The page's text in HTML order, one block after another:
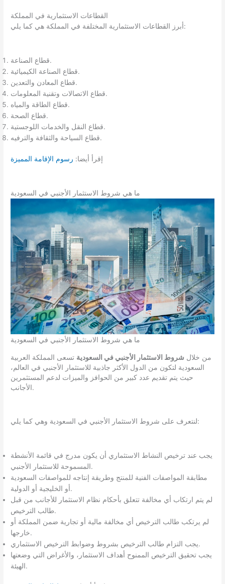
القطاعات الاستثمارية في المملكة
أبرز القطاعات الاستثمارية المختلفة في المملكة هي كما يلي:
قطاع الصناعة.
قطاع الصناعة الكيميائية.
قطاع المعادن والتعدين.
قطاع الاتصالات وتقنية المعلومات.
قطاع الطاقة والمياه.
قطاع الصحة.
قطاع النقل والخدمات اللوجستية.
قطاع السياحة والثقافة والترفيه.
إقرأ أيضا: رسوم الإقامة المميزة
ما هي شروط الاستثمار الأجنبي في السعودية
ما هي شروط الاستثمار الأجنبي في السعودية
من خلال شروط الاستثمار الأجنبي في السعودية تسعى المملكة العربية
السعودية لتكون من الدول الأكثر جاذبية للاستثمار الأجنبي في العالم،
حيث يتم تقديم عدد كبير من الحوافز والميزات لدعم المستثمرين
الأجانب.
لنتعرف على شروط الاستثمار الأجنبي في السعودية وهي كما يلي:
يجب عند ترخيص النشاط الاستثماري أن يكون مدرج في قائمة الأنشطة
المسموحة للاستثمار الأجنبي.
مطابقة المواصفات الفنية للمنتج وطريقة إنتاجه للمواصفات السعودية
أو الخليجية أو الدولية.
لم يتم ارتكاب أي مخالفة تتعلق بأحكام نظام الاستثمار للأجانب من قبل
طالب الترخيص.
لم يرتكب طالب الترخيص أي مخالفة مالية أو تجارية ضمن المملكة أو
خارجها.
يجب التزام طالب الترخيص بشروط وضوابط الترخيص الاستثماري.
يجب تحقيق الترخيص الممنوح أهداف الاستثمار، والأغراض التي وضعتها
الهيئة.